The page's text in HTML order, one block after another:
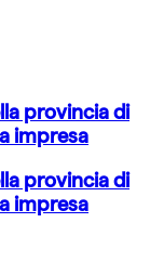
provincia di
impresa
provincia di
impresa